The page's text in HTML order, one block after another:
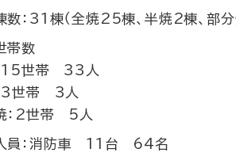
数：31棟（全焼25棟、半焼2棟、部
帯数
15世帯 33人
3世帯 3人
：2世帯 5人
員：消防車 11台 64名